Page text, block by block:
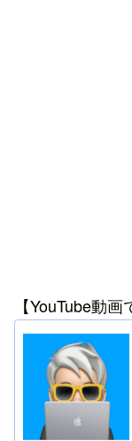
【YouTube動